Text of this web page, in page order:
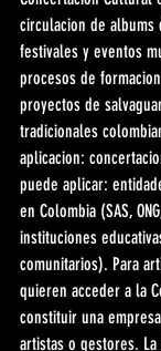
circulacion de albums
festivales y eventos
procesos de
proyectos de
tradicionales
aplicacion:
puede aplicar:
en Colombia (SAS,
instituciones
comunitarios). Para
quieren acceder a la
constituir una
artistas o gestores.